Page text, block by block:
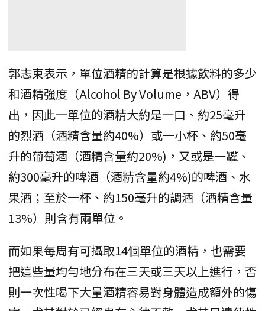
郭志東表示，單位酒精的計算是根據飲料的多少
和酒精強度（Alcohol By Volume，ABV）得
出，因此一單位的酒精大約是一口、約25毫升
的烈酒（酒精含量約40%）或一小杯、約50毫
升的葡萄酒（酒精含量約20%)，又或是一罐、
約300毫升的啤酒（酒精含量約4%)的啤酒、水
果酒；至於一杯、約150毫升的調酒（酒精含量
13%）則含有兩單位。
而如果每周有可攝取14個單位的酒精，也需要
把這些量均勻地分布在三天或三天以上進行，否
則一次性喝下大量酒精容易對身體造成額外的傷